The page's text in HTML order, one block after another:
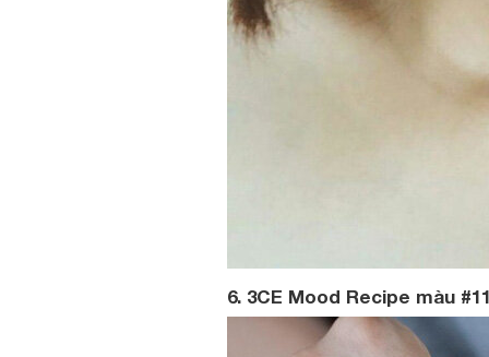
6. 3CE Mood Recipe màu